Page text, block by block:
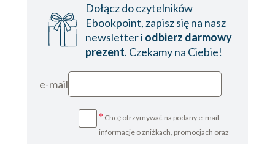
Dołącz do czytelników
Ebookpoint, zapisz się na nasz
newsletter i odbierz darmowy
prezent. Czekamy na Ciebie!
e-mail
* Chcę otrzymywać na podany e-mail
informacje o zniżkach, promocjach oraz